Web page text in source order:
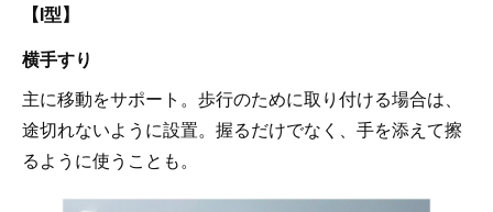
【I型】
横手すり
主に移動をサポート。歩行のために取り付ける場合は、
途切れないように設置。握るだけでなく、手を添えて擦
るように使うことも。